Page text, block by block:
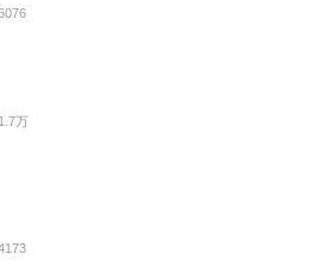
1.7万